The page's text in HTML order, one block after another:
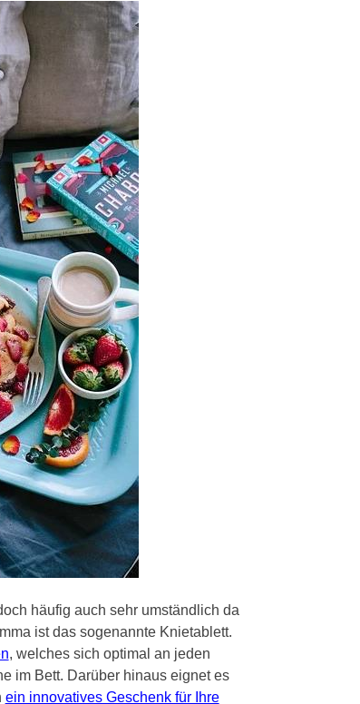
häufig auch sehr umständlich da
ist das sogenannte Knietablett.
, welches sich optimal an jeden
im Bett. Darüber hinaus eignet es
ein innovatives Geschenk für Ihre